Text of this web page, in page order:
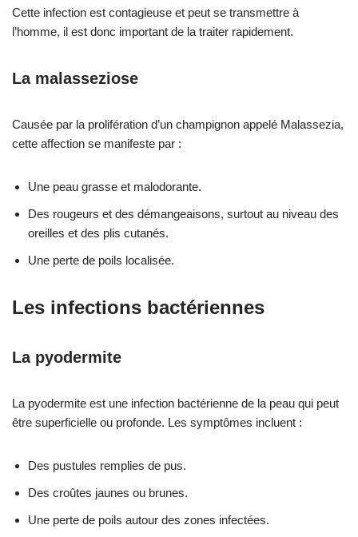
Cette infection est contagieuse et peut se transmettre à
l’homme, il est donc important de la traiter rapidement.
La malasseziose
Causée par la prolifération d’un champignon appelé Malassezia,
cette affection se manifeste par :
Une peau grasse et malodorante.
Des rougeurs et des démangeaisons, surtout au niveau des
oreilles et des plis cutanés.
Une perte de poils localisée.
Les infections bactériennes
La pyodermite
La pyodermite est une infection bactérienne de la peau qui peut
être superficielle ou profonde. Les symptômes incluent :
Des pustules remplies de pus.
Des croûtes jaunes ou brunes.
Une perte de poils autour des zones infectées.